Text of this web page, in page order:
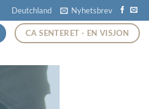
Deutchland Nyhetsbrev
CA SENTERET - EN VISJON